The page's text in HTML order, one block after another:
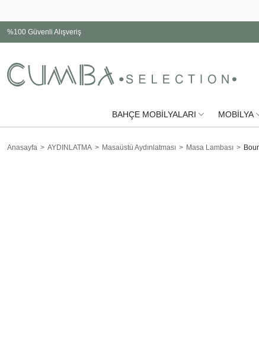
%100 Güvenli Alışveriş
BAHÇE MOBİLYALARI MOBİLYA
Anasayfa AYDINLATMA Masaüstü Aydınlatması Masa Lambası